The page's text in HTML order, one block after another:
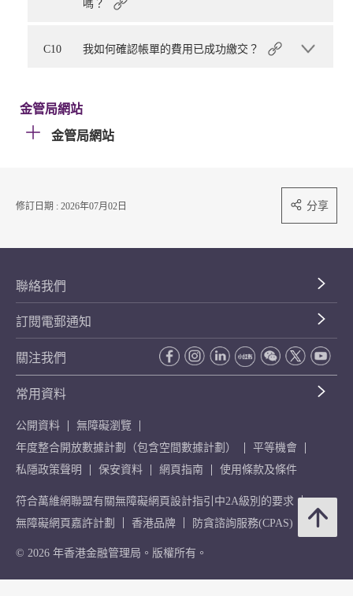
嗎？
C10 我如何確認帳單的費用已成功繳交？
金管局網站
金管局網站
修訂日期 : 2026年07月02日 分享
聯絡我們
訂閱電郵通知
關注我們
常用資料
公開資料
無障礙瀏覽
年度整合開放數據計劃（包含空間數據計劃）
平等機會
私隱政策聲明
保安資料 網頁指南 使用條款及條件
符合萬維網聯盟有關無障礙網頁設計指引中2A級別的要求
無障礙網頁嘉許計劃
香港品牌 防貪諮詢服務(CPAS)
© 2026 年香港金融管理局。版權所有。